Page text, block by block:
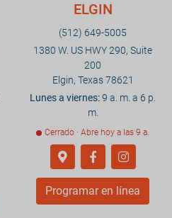
ELGIN
(512) 649-5005
1380 W. US HWY 290, Suite
200
Elgin, Texas 78621
Lunes a viernes:9 a. m. a 6 p.
m.
Cerrado · Abre hoy a las 9 a.
Programar en línea